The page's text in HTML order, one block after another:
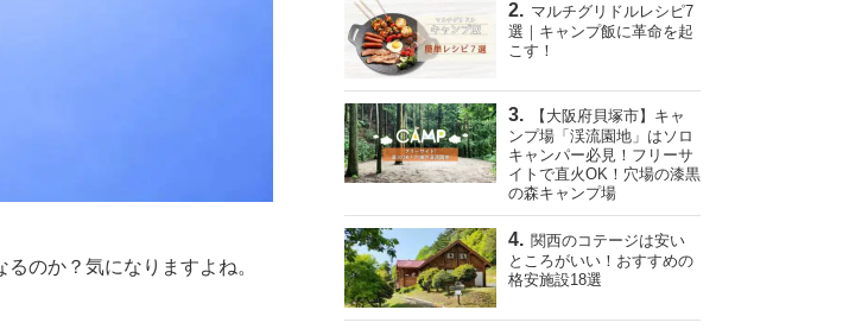
のか？気になりますよね。
マルチグリドルレシピ7
選｜キャンプ飯に革命を起
こす！
【大阪府貝塚市】キャ
ンプ場「渓流園地」はソロ
キャンパー必見！フリーサ
イトで直火OK！穴場の漆黒
の森キャンプ場
関西のコテージは安い
ところがいい！おすすめの
格安施設18選